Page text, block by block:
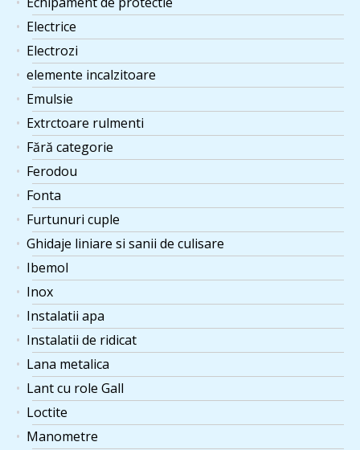
Electrice
Electrozi
elemente incalzitoare
Emulsie
Extrctoare rulmenti
Fără categorie
Ferodou
Fonta
Furtunuri cuple
Ghidaje liniare si sanii de culisare
Ibemol
Inox
Instalatii apa
Instalatii de ridicat
Lana metalica
Lant cu role Gall
Loctite
Manometre